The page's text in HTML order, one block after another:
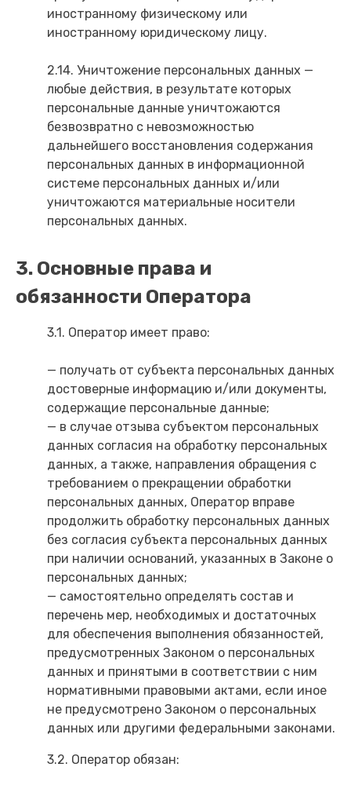
иностранному физическому или
иностранному юридическому лицу.
2.14. Уничтожение персональных данных —
любые действия, в результате которых
персональные данные уничтожаются
безвозвратно с невозможностью
дальнейшего восстановления содержания
персональных данных в информационной
системе персональных данных и/или
уничтожаются материальные носители
персональных данных.
3. Основные права и
обязанности Оператора
3.1. Оператор имеет право:
— получать от субъекта персональных данных
достоверные информацию и/или документы,
содержащие персональные данные;
— в случае отзыва субъектом персональных
данных согласия на обработку персональных
данных, а также, направления обращения с
требованием о прекращении обработки
персональных данных, Оператор вправе
продолжить обработку персональных данных
без согласия субъекта персональных данных
при наличии оснований, указанных в Законе о
персональных данных;
— самостоятельно определять состав и
перечень мер, необходимых и достаточных
для обеспечения выполнения обязанностей,
предусмотренных Законом о персональных
данных и принятыми в соответствии с ним
нормативными правовыми актами, если иное
не предусмотрено Законом о персональных
данных или другими федеральными законами.
3.2. Оператор обязан: